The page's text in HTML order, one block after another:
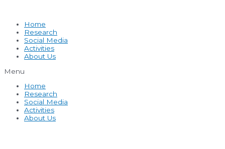
Home
Research
Social Media
Activities
About Us
Menu
Home
Research
Social Media
Activities
About Us